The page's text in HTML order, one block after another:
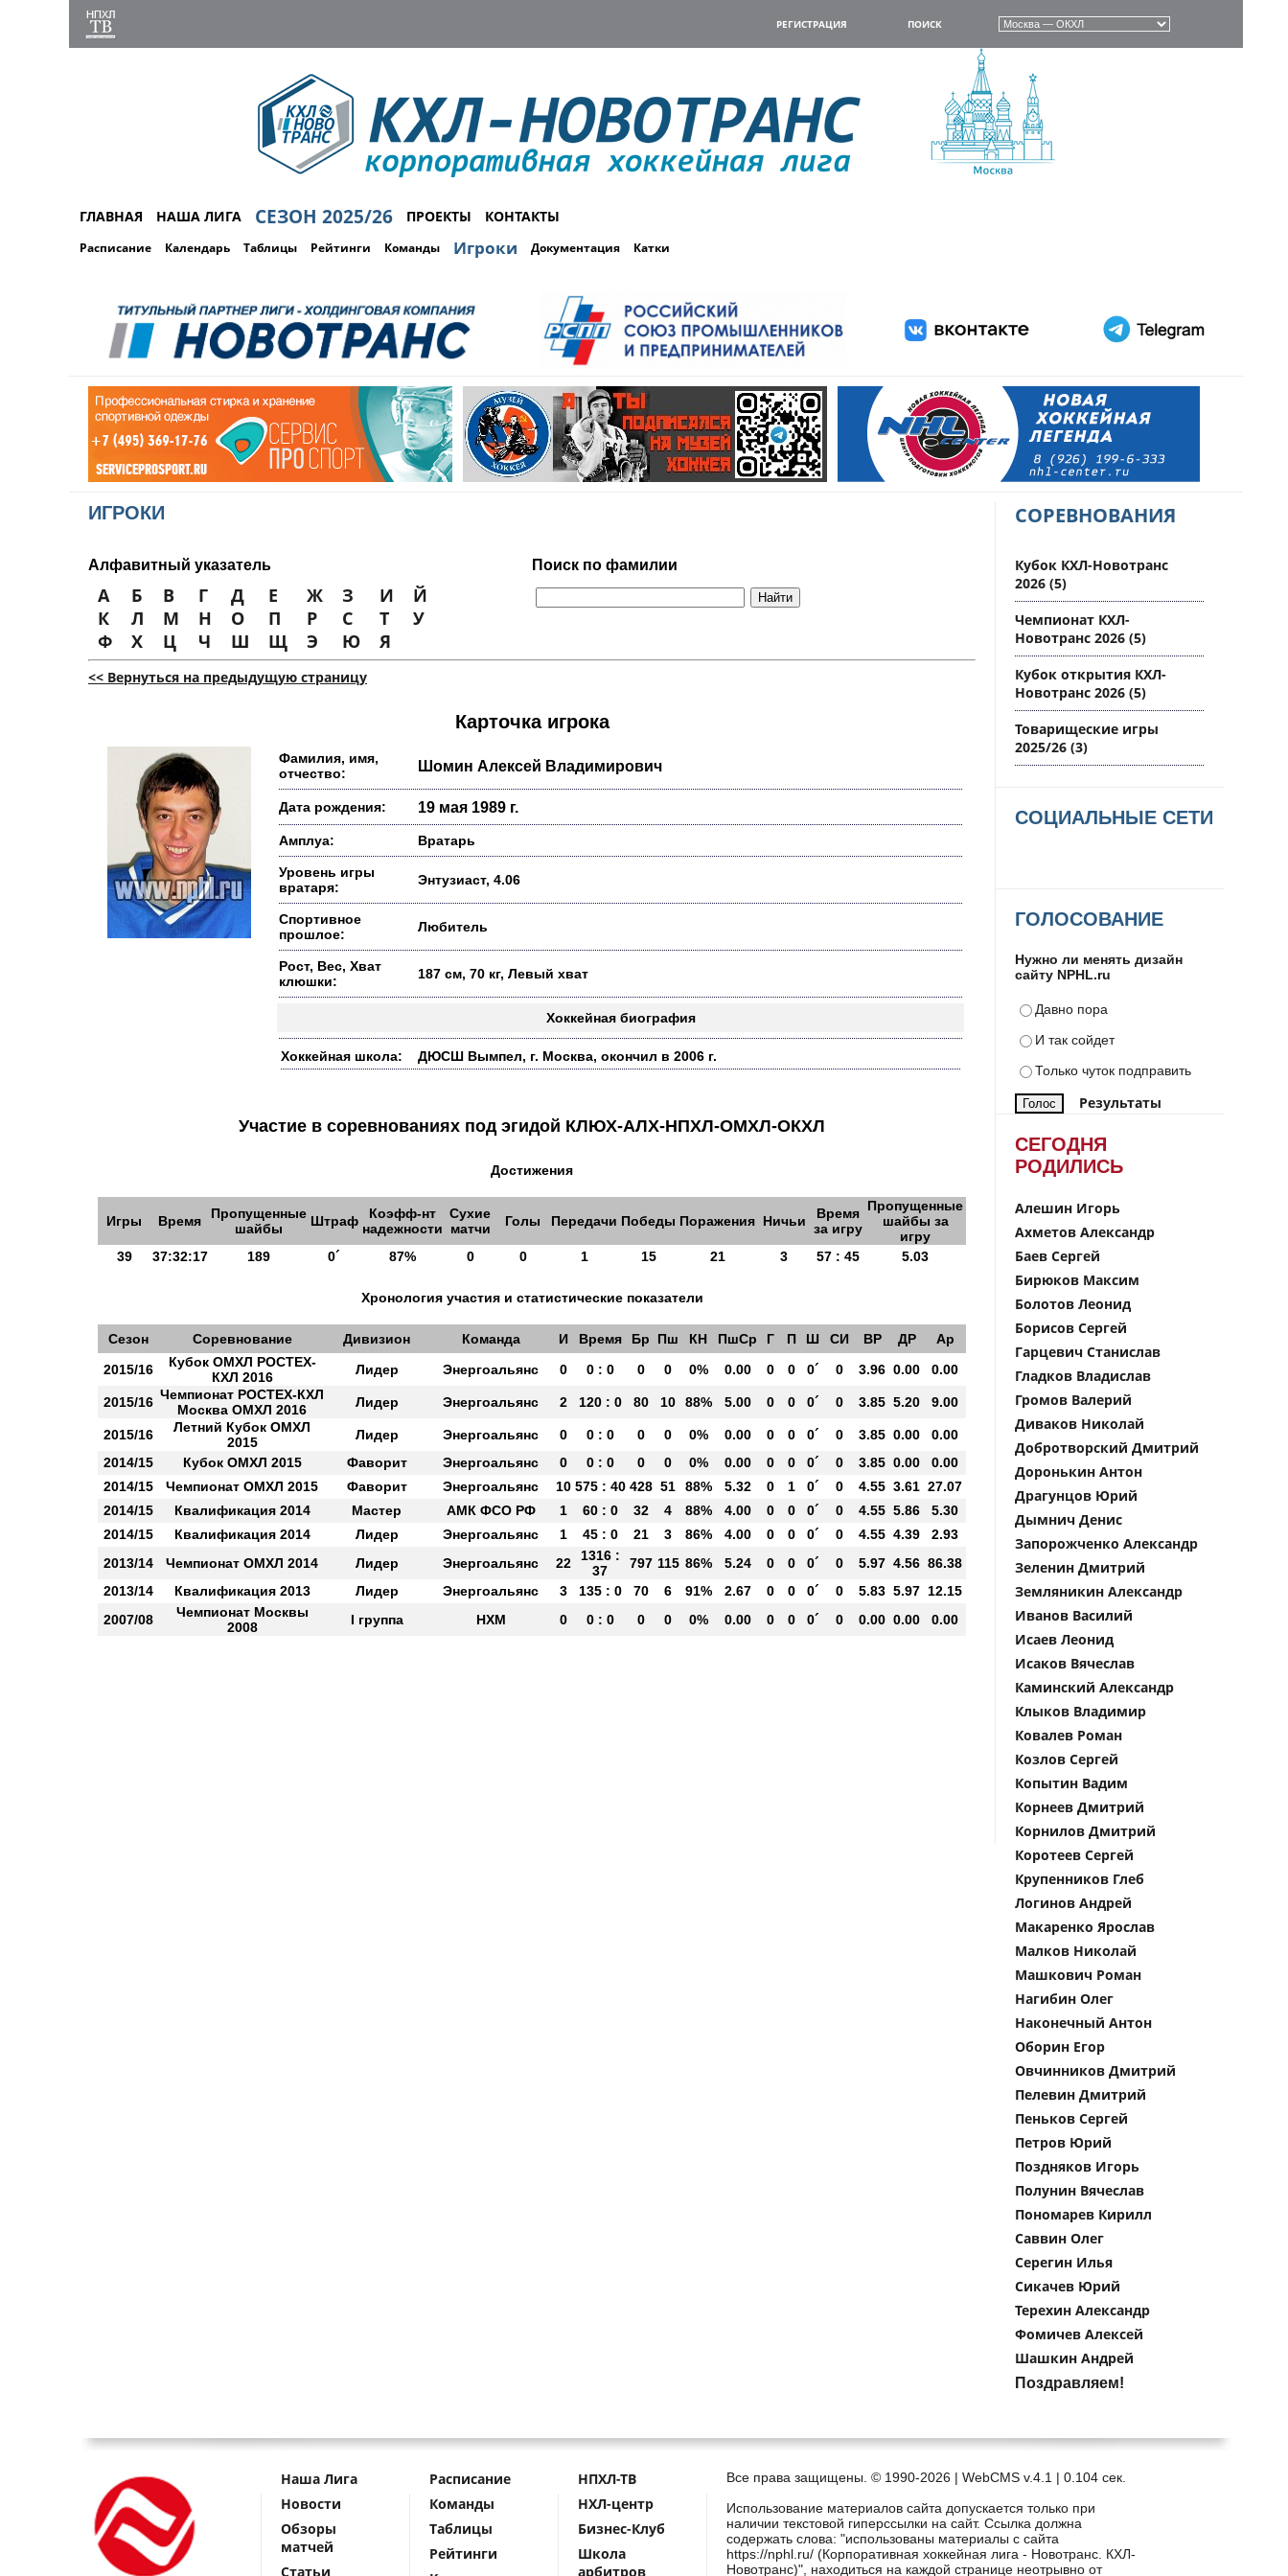
РЕГИСТРАЦИЯ ПОИСК
ГЛАВНАЯ НАША ЛИГА СЕЗОН 2025/26 ПРОЕКТЫ КОНТАКТЫ
Расписание Календарь Таблицы Рейтинги Команды Игроки Документация Катки
ИГРОКИ
Алфавитный указатель Поиск по фамилии
А Б В Г Д Е Ж З И
Й
К
Л М Н О П Р С Т
У
Ф
Х Ц Ч Ш Щ Э Ю Я
<< Вернуться на предыдущую страницу
Карточка игрока
Фамилия, имя,
отчество:
Шомин Алексей Владимирович
Дата рождения: 19 мая 1989 г.
Амплуа: Вратарь
Уровень игры
вратаря:
Энтузиаст, 4.06
Спортивное
прошлое:
Любитель
Рост, Вес, Хват
клюшки:
187 см, 70 кг, Левый хват
Хоккейная биография
Хоккейная школа: ДЮСШ Вымпел, г. Москва, окончил в 2006 г.
Участие в соревнованиях под эгидой КЛЮХ-АЛХ-НПХЛ-ОМХЛ-ОКХЛ
Достижения
Игры Время
Пропущенные
шайбы
Штраф
Коэфф-нт
надежности
Сухие
матчи
Голы Передачи Победы Поражения Ничьи
Время
за игру
Пропущенные
шайбы за
игру
39
37:32:17 189 0´ 87% 0 0 1 15 21 3 57 : 45 5.03
Хронология участия и статистические показатели
Сезон Соревнование Дивизион Команда И Время Бр Пш КН ПшСр Г П Ш СИ ВР ДР
Ар
2015/16
Кубок ОМХЛ РОСТЕХ-
КХЛ 2016
Лидер Энергоальянс 0 0 : 0 0 0 0% 0.00 0 0 0´ 0 3.96 0.00 0.00
2015/16 Чемпионат РОСТЕХ-КХЛ
Москва ОМХЛ 2016
Лидер Энергоальянс 2 120 : 0 80 10 88% 5.00 0 0 0´ 0 3.85 5.20 9.00
2015/16
Летний Кубок ОМХЛ
2015
Лидер Энергоальянс 0 0 : 0 0 0 0% 0.00 0 0 0´ 0 3.85 0.00
0.00
2014/15
Кубок ОМХЛ 2015 Фаворит Энергоальянс 0 0 : 0 0 0 0% 0.00 0 0 0´ 0 3.85 0.00
0.00
2014/15
Чемпионат ОМХЛ 2015 Фаворит Энергоальянс 10 575 : 40 428 51 88% 5.32 0 1 0´ 0 4.55 3.61 27.07
2014/15
Квалификация 2014 Мастер АМК ФСО РФ 1 60 : 0 32 4 88% 4.00 0 0 0´ 0 4.55 5.86
5.30
2014/15
Квалификация 2014 Лидер Энергоальянс 1 45 : 0 21 3 86% 4.00 0 0 0´ 0 4.55 4.39
2.93
2013/14
Чемпионат ОМХЛ 2014 Лидер Энергоальянс 22
1316 :
37
797 115 86% 5.24 0 0 0´ 0 5.97 4.56 86.38
2013/14
Квалификация 2013 Лидер Энергоальянс 3 135 : 0 70 6 91% 2.67 0 0 0´ 0 5.83 5.97 12.15
2007/08
Чемпионат Москвы
2008
I группа НХМ 0 0 : 0 0 0 0% 0.00 0 0 0´ 0 0.00 0.00 0.00
СОРЕВНОВАНИЯ
Кубок КХЛ-Новотранс
2026 (5)
Чемпионат КХЛ-
Новотранс 2026 (5)
Кубок открытия КХЛ-
Новотранс 2026 (5)
Товарищеские игры
2025/26 (3)
СОЦИАЛЬНЫЕ СЕТИ
ГОЛОСОВАНИЕ
Нужно ли менять дизайн
сайту NPHL.ru
Давно пора
И так сойдет
Только чуток подправить
Результаты
СЕГОДНЯ
РОДИЛИСЬ
Алешин Игорь
Ахметов Александр
Баев Сергей
Бирюков Максим
Болотов Леонид
Борисов Сергей
Гарцевич Станислав
Гладков Владислав
Громов Валерий
Диваков Николай
Добротворский Дмитрий
Доронькин Антон
Драгунцов Юрий
Дымнич Денис
Запорожченко Александр
Зеленин Дмитрий
Земляникин Александр
Иванов Василий
Исаев Леонид
Исаков Вячеслав
Каминский Александр
Клыков Владимир
Ковалев Роман
Козлов Сергей
Копытин Вадим
Корнеев Дмитрий
Корнилов Дмитрий
Коротеев Сергей
Крупенников Глеб
Логинов Андрей
Макаренко Ярослав
Малков Николай
Машкович Роман
Нагибин Олег
Наконечный Антон
Оборин Егор
Овчинников Дмитрий
Пелевин Дмитрий
Пеньков Сергей
Петров Юрий
Поздняков Игорь
Полунин Вячеслав
Пономарев Кирилл
Саввин Олег
Серегин Илья
Сикачев Юрий
Терехин Александр
Фомичев Алексей
Шашкин Андрей
Поздравляем!
Наша Лига
Новости
Обзоры
матчей
Статьи
Расписание
Команды
Таблицы
Рейтинги
НПХЛ-ТВ
НХЛ-центр
Бизнес-Клуб
Школа
арбитров
Все права защищены. © 1990-2026 | WebCMS v.4.1 | 0.104 сек.
Использование материалов сайта допускается только при
наличии текстовой гиперссылки на сайт. Ссылка должна
содержать слова: "использованы материалы с сайта
https://nphl.ru/ (Корпоративная хоккейная лига - Новотранс. КХЛ-
Новотранс)", находиться на каждой странице неотрывно от